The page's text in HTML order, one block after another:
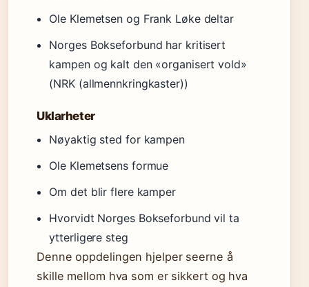
Ole Klemetsen og Frank Løke deltar
Norges Bokseforbund har kritisert
kampen og kalt den «organisert vold»
(NRK (allmennkringkaster))
Uklarheter
Nøyaktig sted for kampen
Ole Klemetsens formue
Om det blir flere kamper
Hvorvidt Norges Bokseforbund vil ta
ytterligere steg
Denne oppdelingen hjelper seerne å
skille mellom hva som er sikkert og hva